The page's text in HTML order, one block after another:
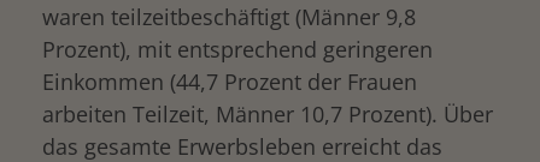
waren teilzeitbeschäftigt (Männer 9,8
Prozent), mit entsprechend geringeren
Einkommen (44,7 Prozent der Frauen
arbeiten Teilzeit, Männer 10,7 Prozent). Über
das gesamte Erwerbsleben erreicht das